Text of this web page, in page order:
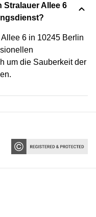
Allee 6
6 in 10245 Berlin
um die Sauberkeit der